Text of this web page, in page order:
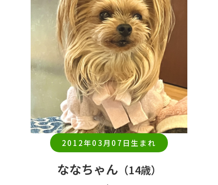
2012年03月07日生まれ
ななちゃん （14歳）